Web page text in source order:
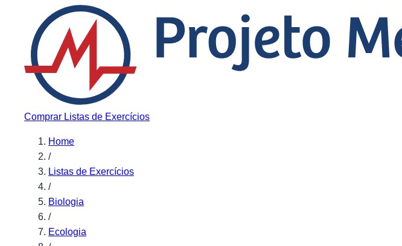
Pular para o conteúdo
Comprar Listas de Exercícios
Home
/
Listas de Exercícios
/
Biologia
/
Ecologia